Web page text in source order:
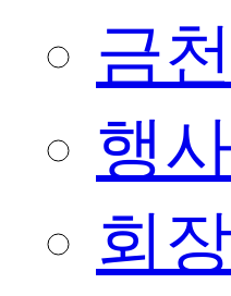
금
행
회